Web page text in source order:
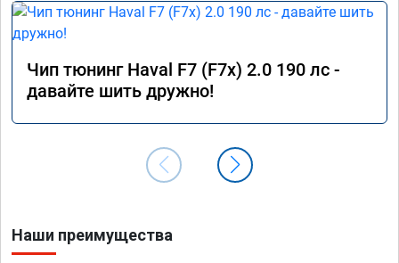
Чип тюнинг Haval F7 (F7x) 2.0 190 лс -
давайте шить дружно!
Наши преимущества